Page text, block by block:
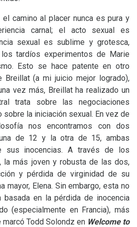
el camino al placer nunca es pura y
carnal; el acto sexual es
sexual es sublime y grotesca,
tardíos experimentos de Marie
Esto se hace patente en otro
(a mi juicio mejor logrado),
vez más, Breillat ha realizado un
trata sobre las negociaciones
la iniciación sexual. En vez de
nos encontramos con dos
de 12 y la otra de 15, ambas
sus inocencias. A través de los
la más joven y robusta de las dos,
y pérdida de virginidad de su
mayor, Elena. Sin embargo, esta no
basada en la pérdida de inocencia
(especialmente en Francia), más
Todd Solondz en Welcome to